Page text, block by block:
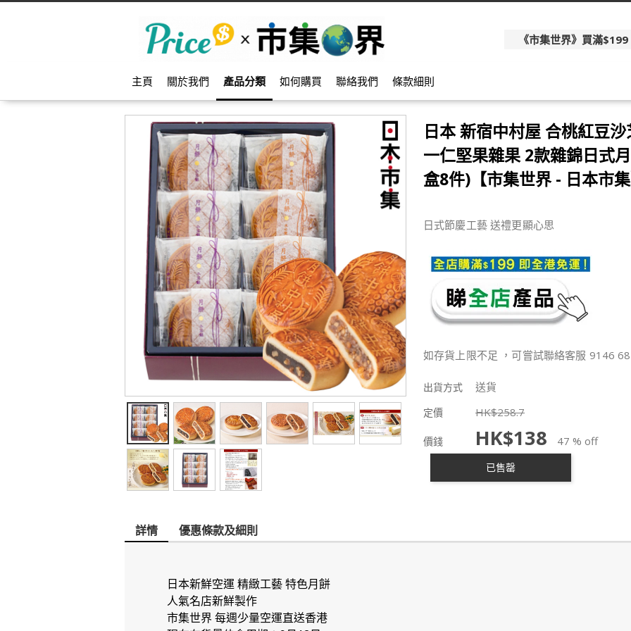
《市集世界》買滿
主頁 關於我們 產品分類 如何購買 聯絡我們 條款細則
日本 新宿中村屋 合桃紅豆
一仁堅果雜果 2款雜錦日式
盒8件)【市集世界 - 日本市
日式節慶工藝 送禮更顯心思
如存貨上限不足 ，可嘗試聯絡客服 9146
出貨方式 送貨
定價 HK$258.7
價錢 HK$138 47 % off
已售罄
詳情 優惠條款及細則
日本新鮮空運 精緻工藝 特色月餅
人氣名店新鮮製作
市集世界 每週少量空運直送香港